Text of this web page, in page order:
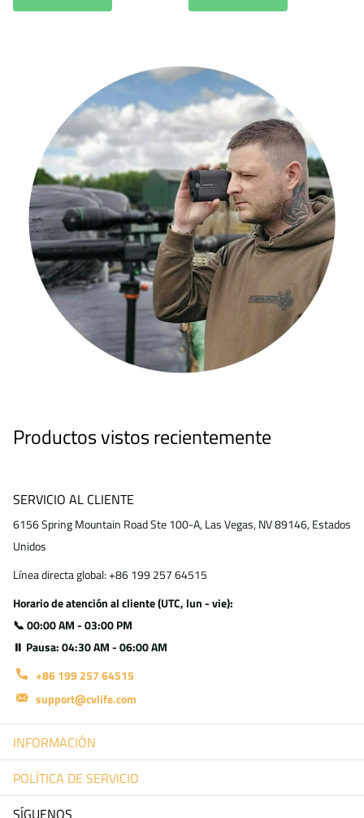
Productos vistos recientemente
SERVICIO AL CLIENTE
6156 Spring Mountain Road Ste 100-A, Las Vegas, NV 89146, Estados
Unidos
Línea directa global: +86 199 257 64515
Horario de atención al cliente (UTC, lun - vie):
📞 00:00 AM - 03:00 PM
⏸ Pausa: 04:30 AM - 06:00 AM
+86 199 257 64515
support@cvlife.com
INFORMACIÓN
POLÍTICA DE SERVICIO
SÍGUENOS